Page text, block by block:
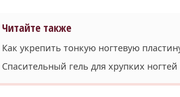
Читайте также
Как укрепить тонкую ногтевую
Спасительный гель для хрупких ногтей